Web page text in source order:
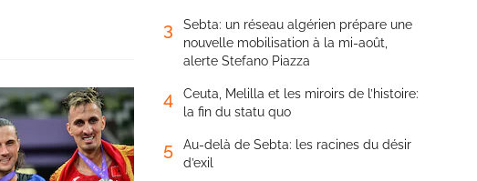
3
Sebta: un réseau algérien prépare une
nouvelle mobilisation à la mi-août,
alerte Stefano Piazza
4
Ceuta, Melilla et les miroirs de l’histoire:
la fin du statu quo
5
Au-delà de Sebta: les racines du désir
d’exil